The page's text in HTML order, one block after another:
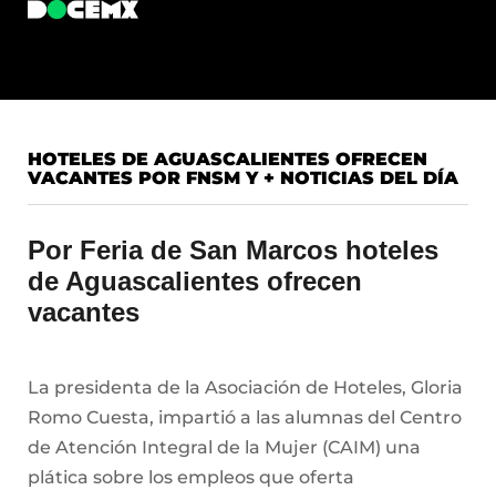
HOTELES DE AGUASCALIENTES OFRECEN
VACANTES POR FNSM Y + NOTICIAS DEL DÍA
Por Feria de San Marcos hoteles
de Aguascalientes ofrecen
vacantes
La presidenta de la Asociación de Hoteles, Gloria
Romo Cuesta, impartió a las alumnas del Centro
de Atención Integral de la Mujer (CAIM) una
plática sobre los empleos que oferta